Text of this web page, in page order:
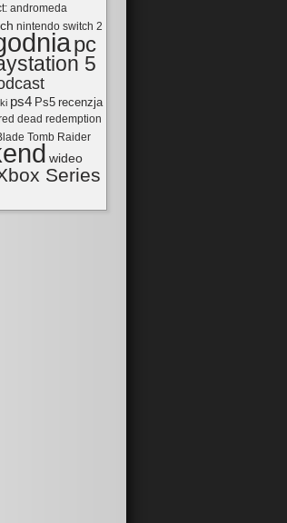
andromeda
nintendo switch 2
pc
5
ps4 Ps5 recenzja
dead redemption
Tomb Raider
wideo
Series